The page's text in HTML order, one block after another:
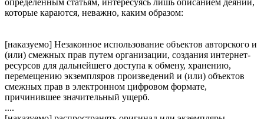
которые караются, неважно, каким образом:
[наказуемо] Незаконное использование объектов авторского и
(или) смежных прав путем организации, создания интернет-
ресурсов для дальнейшего доступа к обмену, хранению,
перемещению экземпляров произведений и (или) объектов
смежных прав в электронном цифровом формате,
причинившее значительный ущерб.
....